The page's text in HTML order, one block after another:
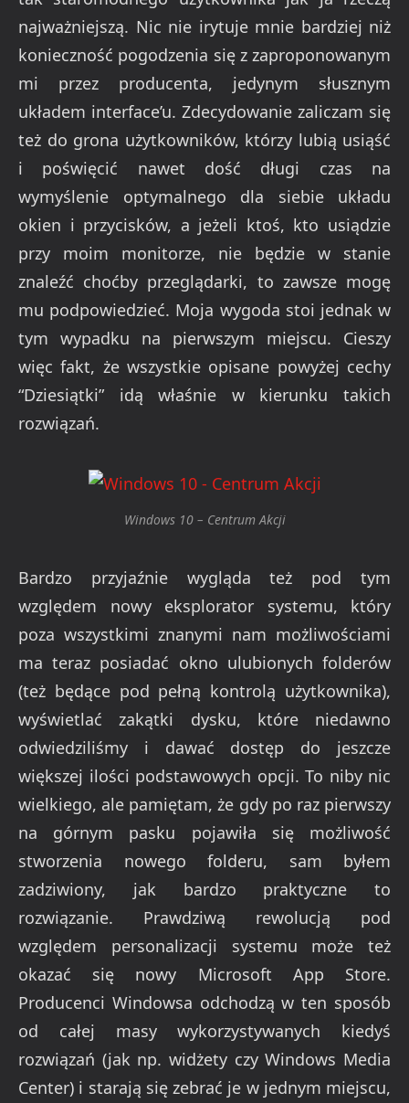
najważniejszą. Nic nie irytuje mnie bardziej niż
konieczność pogodzenia się z zaproponowanym
mi przez producenta, jedynym słusznym
układem interface’u. Zdecydowanie zaliczam się
też do grona użytkowników, którzy lubią usiąść
i poświęcić nawet dość długi czas na
wymyślenie optymalnego dla siebie układu
okien i przycisków, a jeżeli ktoś, kto usiądzie
przy moim monitorze, nie będzie w stanie
znaleźć choćby przeglądarki, to zawsze mogę
mu podpowiedzieć. Moja wygoda stoi jednak w
tym wypadku na pierwszym miejscu. Cieszy
więc fakt, że wszystkie opisane powyżej cechy
“Dziesiątki” idą właśnie w kierunku takich
rozwiązań.
Windows 10 – Centrum Akcji
Bardzo przyjaźnie wygląda też pod tym
względem nowy eksplorator systemu, który
poza wszystkimi znanymi nam możliwościami
ma teraz posiadać okno ulubionych folderów
(też będące pod pełną kontrolą użytkownika),
wyświetlać zakątki dysku, które niedawno
odwiedziliśmy i dawać dostęp do jeszcze
większej ilości podstawowych opcji. To niby nic
wielkiego, ale pamiętam, że gdy po raz pierwszy
na górnym pasku pojawiła się możliwość
stworzenia nowego folderu, sam byłem
zadziwiony, jak bardzo praktyczne to
rozwiązanie. Prawdziwą rewolucją pod
względem personalizacji systemu może też
okazać się nowy Microsoft App Store.
Producenci Windowsa odchodzą w ten sposób
od całej masy wykorzystywanych kiedyś
rozwiązań (jak np. widżety czy Windows Media
Center) i starają się zebrać je w jednym miejscu,